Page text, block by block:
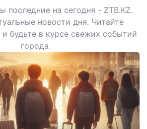
последние на сегодня - ZTB.KZ.
новости дня. Читайте
будьте в курсе свежих событий
города.